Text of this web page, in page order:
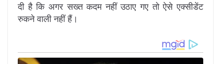
दी है कि अगर सख्त कदम नहीं उठाए गए तो ऐसे एक्सीडेंट
रुकने वाली नहीं हैं।